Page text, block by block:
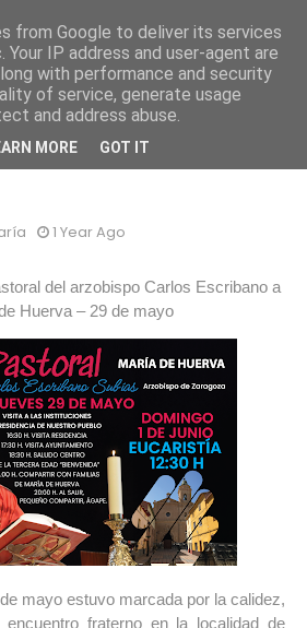
A MARÍA DE
1 Year Ago
del arzobispo Carlos Escribano a
Huerva – 29 de mayo
mayo estuvo marcada por la calidez,
fraterno en la localidad de
from Google to deliver its services
IP address and user-agent are
with performance and security
of service, generate usage
and address abuse.
MORE GOT IT